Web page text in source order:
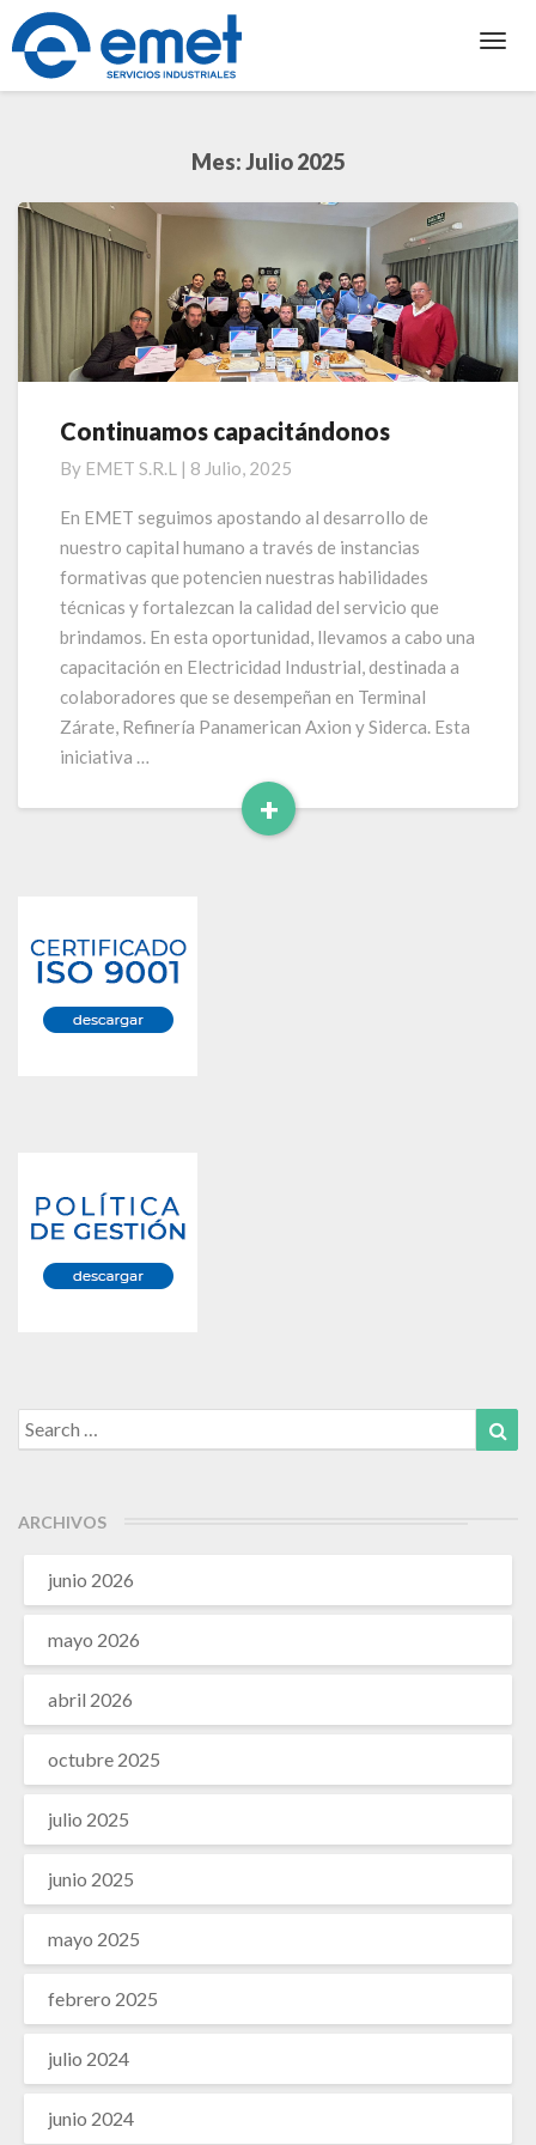
Mes:Julio 2025
Continuamos
capacitándonos
Continuamos capacitándonos
By EMET S.R.L | 8 Julio, 2025
En EMET seguimos apostando al desarrollo de
nuestro capital humano a través de instancias
formativas que potencien nuestras habilidades
técnicas y fortalezcan la calidad del servicio que
brindamos. En esta oportunidad, llevamos a cabo una
capacitación en Electricidad Industrial, destinada a
colaboradores que se desempeñan en Terminal
Zárate, Refinería Panamerican Axion y Siderca. Esta
iniciativa …
+
Leer
Search
for:
ARCHIVOS
junio 2026
mayo 2026
abril 2026
octubre 2025
julio 2025
junio 2025
mayo 2025
febrero 2025
julio 2024
junio 2024